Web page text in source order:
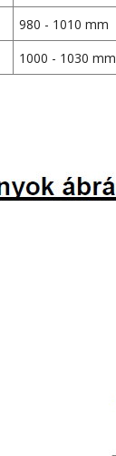
980 - 1010 mm
1000 - 1030 mm